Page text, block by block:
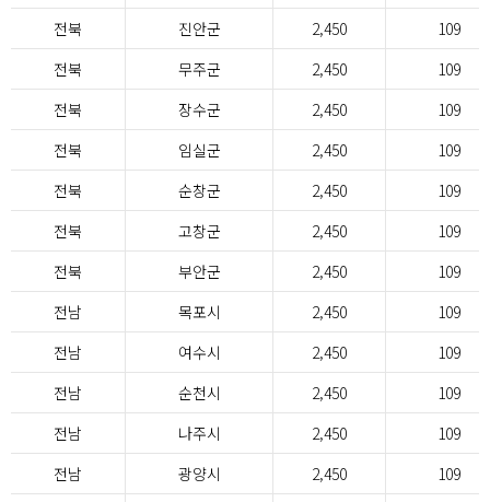
전북
진안군 2,450
109
전북
무주군 2,450
109
전북
장수군 2,450
109
전북
임실군 2,450
109
전북
순창군 2,450
109
전북
고창군 2,450
109
전북
부안군 2,450
109
전남
목포시 2,450
109
전남
여수시 2,450
109
전남
순천시 2,450
109
전남
나주시 2,450
109
전남
광양시 2,450
109